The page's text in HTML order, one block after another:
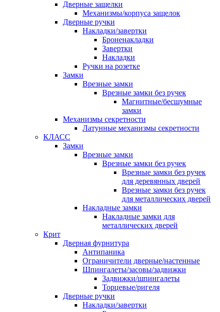
Дверные защелки
Механизмы/корпуса защелок
Дверные ручки
Накладки/завертки
Броненакладки
Завертки
Накладки
Ручки на розетке
Замки
Врезные замки
Врезные замки без ручек
Магнитные/бесшумные
замки
Механизмы секретности
Латунные механизмы секретности
КЛАСС
Замки
Врезные замки
Врезные замки без ручек
Врезные замки без ручек
для деревянных дверей
Врезные замки без ручек
для металлических дверей
Накладные замки
Накладные замки для
металлических дверей
Крит
Дверная фурнитура
Антипаника
Ограничители дверные/настенные
Шпингалеты/засовы/задвижки
Задвижки/шпингалеты
Торцевые/ригеля
Дверные ручки
Накладки/завертки